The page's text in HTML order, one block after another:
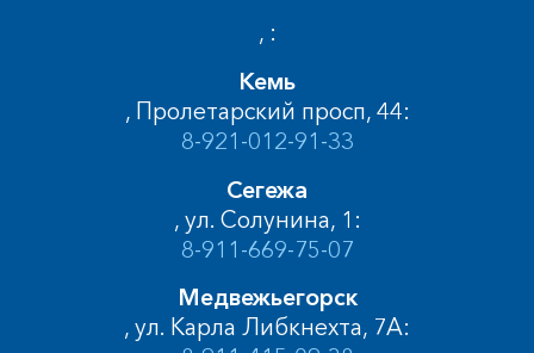
, :
Кемь
, Пролетарский просп, 44:
8-921-012-91-33
Сегежа
, ул. Солунина, 1:
8-911-669-75-07
Медвежьегорск
, ул. Карла Либкнехта, 7А: